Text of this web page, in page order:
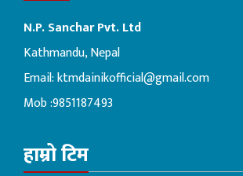
N.P. Sanchar Pvt. Ltd
Kathmandu, Nepal
Email:ktmdainikofficial@gmail.com
Mob :9851187493
हाम्रो टिम